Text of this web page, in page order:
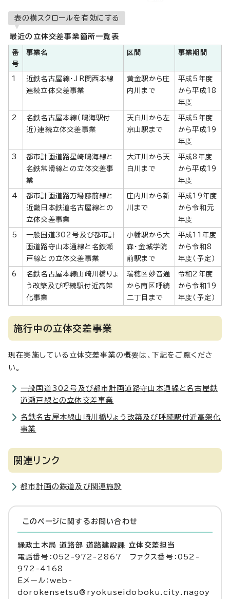
表の横スクロールを有効にする
最近の立体交差事業箇所一覧表
番
号
事業名 区間 事業期間
1
近鉄名古屋線・JR関西本線
連続立体交差事業
黄金駅から庄
内川まで
平成5年度
から平成18
年度
2
名鉄名古屋本線（鳴海駅付
近）連続立体交差事業
天白川から左
京山駅まで
平成5年度
から平成19
年度
3
都市計画道路星崎鳴海線と
名鉄常滑線との立体交差事
業
大江川から天
白川まで
平成8年度
から平成19
年度
4
都市計画道路万場藤前線と
近畿日本鉄道名古屋線との
立体交差事業
庄内川から新
川まで
平成19年度
から令和元
年度
5
一般国道302号及び都市計
画道路守山本通線と名鉄瀬
戸線との立体交差事業
小幡駅から大
森・金城学院
前駅まで
平成11年度
から令和8
年度（予定）
6
名鉄名古屋本線山崎川橋りょ
う改築及び呼続駅付近高架
化事業
瑞穂区妙音通
から南区呼続
二丁目まで
令和2年度
から令和19
年度（予定）
施行中の立体交差事業
現在実施している立体交差事業の概要は、下記をご覧くださ
い。
一般国道302号及び都市計画道路守山本通線と名古屋鉄
道瀬戸線との立体交差事業
名鉄名古屋本線山崎川橋りょう改築及び呼続駅付近高架化
事業
関連リンク
都市計画の鉄道及び関連施設
このページに関する お問い合わせ
緑政土木局 道路部 道路建設課 立体交差担当
電話番号：052-972-2867 ファクス番号：052-
972-4168
Eメール：web-
dorokensetsu@ryokuseidoboku.city.nagoy